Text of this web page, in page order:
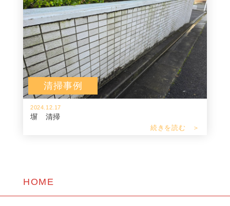
清掃事例
2024.12.17
塀 清掃
続きを読む ＞
HOME